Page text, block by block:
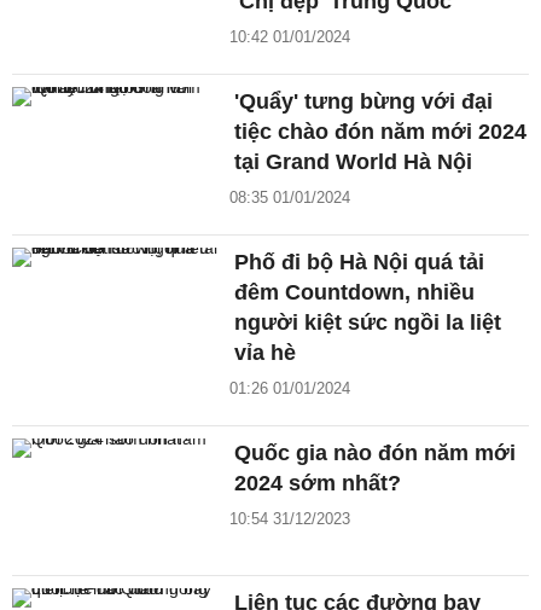
10:42 01/01/2024
'Quẩy' tưng bừng với đại
tiệc chào đón năm mới 2024
tại Grand World Hà Nội
08:35 01/01/2024
Phố đi bộ Hà Nội quá tải
đêm Countdown, nhiều
người kiệt sức ngồi la liệt
vỉa hè
01:26 01/01/2024
Quốc gia nào đón năm mới
2024 sớm nhất?
10:54 31/12/2023
Liên tục các đường bay